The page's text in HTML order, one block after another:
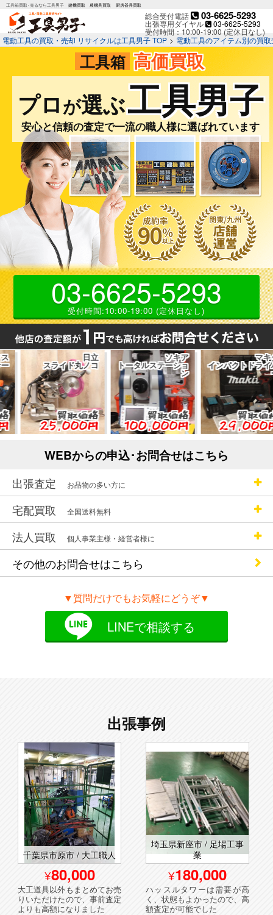
工具箱買取･売るなら工具男子 建機買取 農機具買取 厨房器具買取
総合受付電話 03-6625-5293
出張専用ダイヤル 03-6625-5293
受付時間：10:00-19:00 (定休日なし)
電動工具の買取・売却 リサイクルは工具男子 TOP > 電動工具のアイテム別の買
工具箱 高価買取
プロ が選ぶ工具男子
安心と信頼の査定で一流の職人様に選ばれています
03-6625-5293
受付時間:10:00-19:00 (定休日なし)
日立
スライド丸ノコ
買取価格
25,000円
ソキア
トータルステーショ
ン
買取価格
100,000円
マキタ
インパクトドライバ
ー
買取価格
29,000円
WEBからの申込･お問合せはこちら
出張査定 お品物の多い方に
宅配買取 全国送料無料
法人買取 個人事業主様・経営者様に
その他のお問合せはこちら
▼質問だけでもお気軽にどうぞ▼
LINEで相談する
出張事例
千葉県市原市 / 大工職人
80,000
大工道具以外もまとめてお売
りいただけたので、事前査定
よりも高額になりました
埼玉県新座市 / 足場工事
業
180,000
ハッスルタワーは需要が高
く、状態もよかったので、高
額査定が可能でした